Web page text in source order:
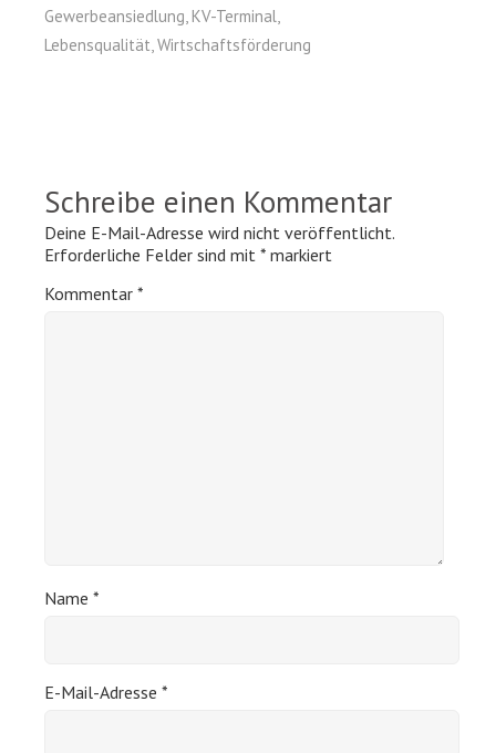
Gewerbeansiedlung, KV-Terminal,
Lebensqualität,Wirtschaftsförderung
Schreibe einen Kommentar
Deine E-Mail-Adresse wird nicht veröffentlicht.
Erforderliche Felder sind mit * markiert
Kommentar *
Name *
E-Mail-Adresse *